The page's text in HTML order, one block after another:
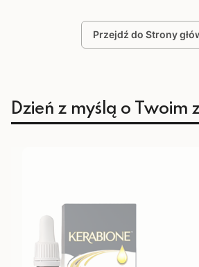
Przejdź do Strony
Dzień z myślą o Twoim